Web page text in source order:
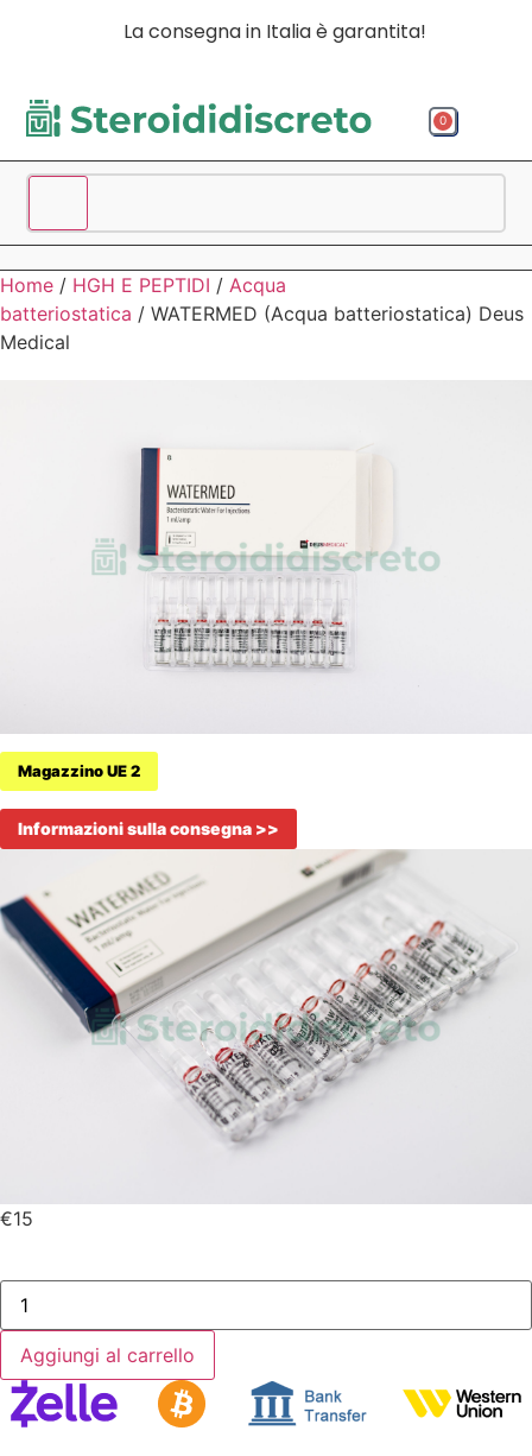
La consegna in Italia è garantita!
0
Home / HGH E PEPTIDI / Acqua
batteriostatica / WATERMED (Acqua batteriostatica) Deus
Medical
Magazzino UE 2
Informazioni sulla consegna >>
€15
Aggiungi al carrello